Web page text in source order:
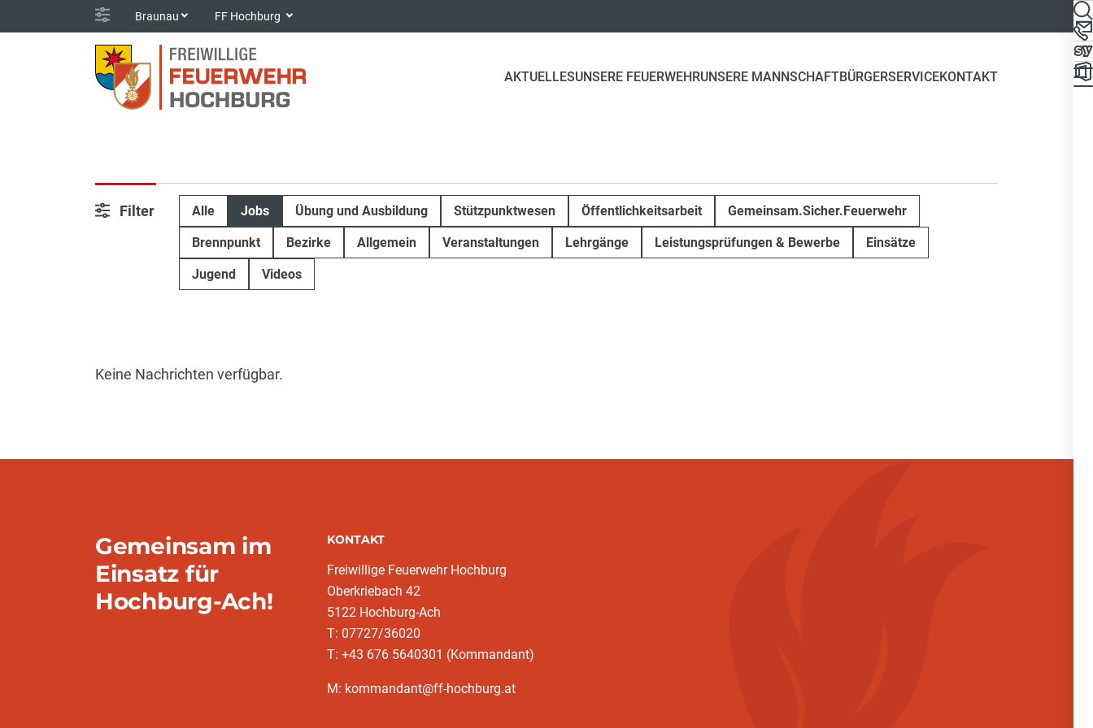
Braunau FF Hochburg
AKTUELLESUNSERE FEUERWEHRUNSERE MANNSCHAFTBÜRGERSERVICEKONTAKT
Filter Alle Jobs Übung und Ausbildung Stützpunktwesen Öffentlichkeitsarbeit Gemeinsam.Sicher.Feuerwehr
Brennpunkt Bezirke Allgemein Veranstaltungen Lehrgänge Leistungsprüfungen & Bewerbe Einsätze
Jugend Videos
Keine Nachrichten verfügbar.
Gemeinsam im
Einsatz für
Hochburg-Ach!
KONTAKT
Freiwillige Feuerwehr Hochburg
Oberkriebach 42
5122 Hochburg-Ach
T: 07727/36020
T: +43 676 5640301 (Kommandant)
M: kommandant@ff-hochburg.at